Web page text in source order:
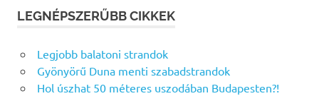
LEGNÉPSZERŰBB CIKKEK
Legjobb balatoni strandok
Gyönyörű Duna menti szabadstrandok
Hol úszhat 50 méteres uszodában Budapesten?!